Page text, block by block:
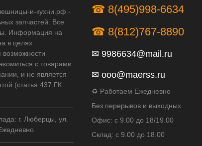
и-кухни.рф -
запчастей. Все
Информация на
в целях
возможности
с товарами
и не является
(статья 437 ГК
г. Люберцы, ул.
☎ 8(495)998-6634
☎ 8(812)767-8890
✉ 9986634@mail.ru
✉ ooo@maerss.ru
♻ Работаем Ежедневно
Без перерывов и выходных
Офис: с 9.00 до 18/19.00
Склад: с 9.00 до 18.00